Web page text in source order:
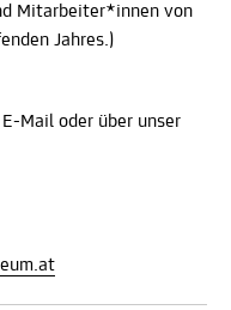
Mitarbeiter*innen von
Jahres.)
Mail oder über unser